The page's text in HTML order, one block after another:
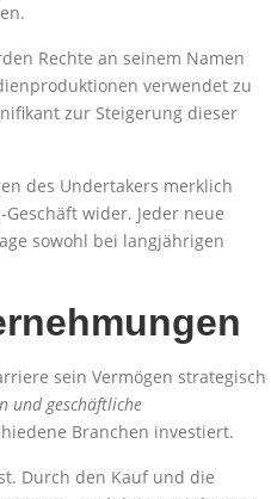
Rechte an seinem Namen
verwendet zu
zur Steigerung dieser
des Undertakers merklich
wider. Jeder neue
sowohl bei langjährigen
sein Vermögen strategisch
und geschäftliche
Branchen investiert.
Durch den Kauf und die